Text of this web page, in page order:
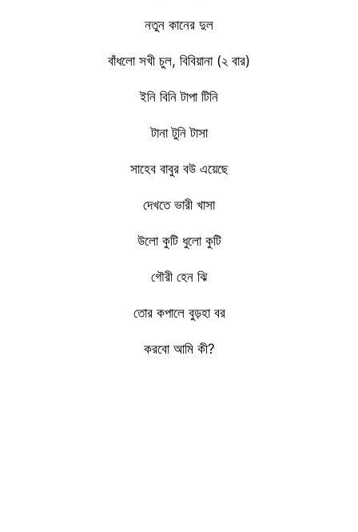
নতুন কানের দুল
বাঁধলো সখী চুল, বিবিয়ানা (২ বার)
ইনি বিনি টাপা টিনি
টানা টুনি টাসা
সাহেব বাবুর বউ এয়েছে
দেখতে ভারী খাসা
উলো কুটি ধুলো কুটি
গৌরী হেন ঝি
তোর কপালে বুড়হা বর
করবো আমি কী?